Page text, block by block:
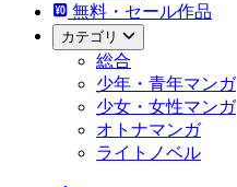
無料・セール作品
カテゴリ
総合
少年・青年マンガ
少女・女性マンガ
オトナマンガ
ライトノベル